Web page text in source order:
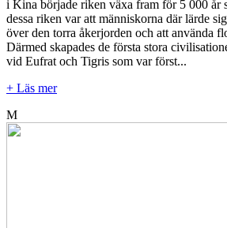
i Kina började riken växa fram för 5 000 år
dessa riken var att människorna där lärde
över den torra åkerjorden och att använda
Därmed skapades de första stora
vid Eufrat och Tigris som var först...
+ Läs mer
M